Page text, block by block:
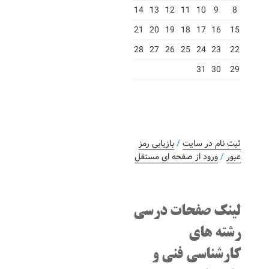
8
9
10
11
12
13
14
15
16
17
18
19
20
21
22
23
24
25
26
27
28
29
30
31
ثبت نام در سایت/بازیابی رمز
عبور /ورود از صفحه ای مستقل
لینک صفحات درسی
رشته های
کارشناسی فنی و